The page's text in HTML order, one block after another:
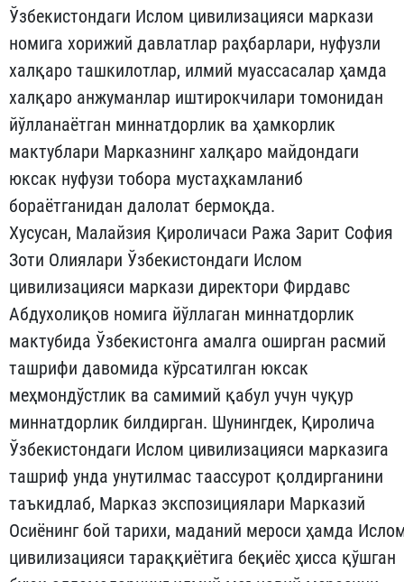
Ўзбекистондаги Ислом цивилизацияси маркази
номига хорижий давлатлар раҳбарлари, нуфузли
халқаро ташкилотлар, илмий муассасалар ҳамда
халқаро анжуманлар иштирокчилари томонидан
йўлланаётган миннатдорлик ва ҳамкорлик
мактублари Марказнинг халқаро майдондаги
юксак нуфузи тобора мустаҳкамланиб
бораётганидан далолат бермоқда.
Хусусан, Малайзия Қироличаси Ража Зарит София
Зоти Олиялари Ўзбекистондаги Ислом
цивилизацияси маркази директори Фирдавс
Абдухолиқов номига йўллаган миннатдорлик
мактубида Ўзбекистонга амалга оширган расмий
ташрифи давомида кўрсатилган юксак
меҳмондўстлик ва самимий қабул учун чуқур
миннатдорлик билдирган. Шунингдек, Қиролича
Ўзбекистондаги Ислом цивилизацияси марказига
ташриф унда унутилмас таассурот қолдирганини
таъкидлаб, Марказ экспозициялари Марказий
Осиёнинг бой тарихи, маданий мероси ҳамда
цивилизацияси тараққиётига беқиёс ҳисса қўшган